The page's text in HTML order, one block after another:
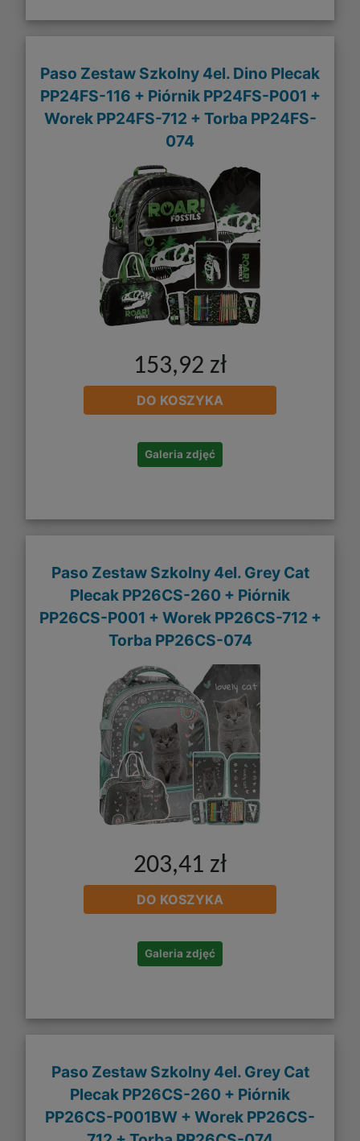
Paso Zestaw Szkolny 4el. Dino Plecak
PP24FS-116 + Piórnik PP24FS-P001 +
Worek PP24FS-712 + Torba PP24FS-
074
153,92 zł
DO KOSZYKA
Galeria zdjęć
Paso Zestaw Szkolny 4el. Grey Cat
Plecak PP26CS-260 + Piórnik
PP26CS-P001 + Worek PP26CS-712 +
Torba PP26CS-074
203,41 zł
DO KOSZYKA
Galeria zdjęć
Paso Zestaw Szkolny 4el. Grey Cat
Plecak PP26CS-260 + Piórnik
PP26CS-P001BW + Worek PP26CS-